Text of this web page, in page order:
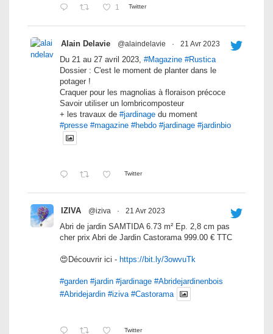
1 Twitter
Alain Delavie @alaindelavie · 21 Avr 2023
Du 21 au 27 avril 2023, #Magazine #Rustica
Dossier : C'est le moment de planter dans le
potager !
Craquer pour les magnolias à floraison précoce
Savoir utiliser un lombricomposteur
+ les travaux de #jardinage du moment
#presse #magazine #hebdo #jardinage #jardinbio
Twitter
IZIVA @iziva · 21 Avr 2023
Abri de jardin SAMTIDA 6.73 m² Ep. 2,8 cm pas
cher prix Abri de Jardin Castorama 999.00 € TTC
😍Découvrir ici - https://bit.ly/3owvuTk
#garden #jardin #jardinage #Abridejardinenbois
#Abridejardin #iziva #Castorama
Twitter